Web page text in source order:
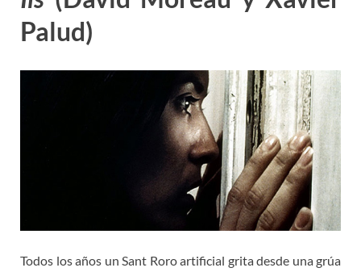
Palud)
Todos los años un Sant Roro artificial grita desde una grúa